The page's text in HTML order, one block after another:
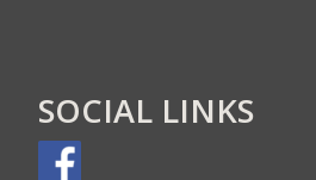
SOCIAL LINKS